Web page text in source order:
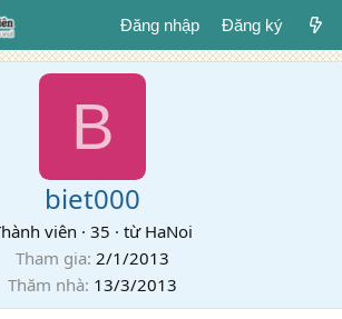
Đăng nhập Đăng ký
B
biet000
viên · 35 · từ HaNoi
Tham gia 2/1/2013
Thăm nhà 13/3/2013